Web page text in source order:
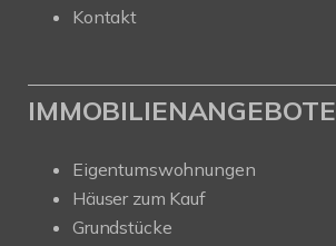
Kontakt
IMMOBILIENANGEBOTE
Eigentumswohnungen
Häuser zum Kauf
Grundstücke